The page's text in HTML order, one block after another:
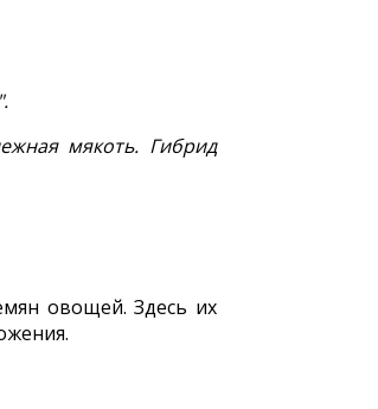
мякоть. Гибрид
овощей. Здесь их